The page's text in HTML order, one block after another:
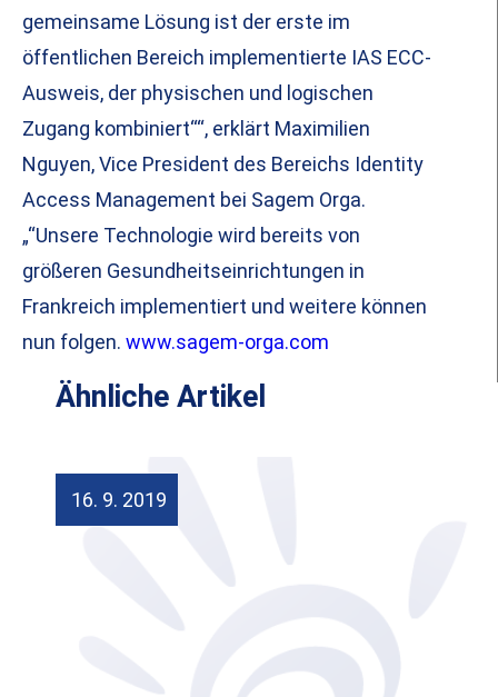
gemeinsame Lösung ist der erste im
öffentlichen Bereich implementierte IAS ECC-
Ausweis, der physischen und logischen
Zugang kombiniert““, erklärt Maximilien
Nguyen, Vice President des Bereichs Identity
Access Management bei Sagem Orga.
„“Unsere Technologie wird bereits von
größeren Gesundheitseinrichtungen in
Frankreich implementiert und weitere können
nun folgen. www.sagem-orga.com
Ähnliche Artikel
16. 9. 2019